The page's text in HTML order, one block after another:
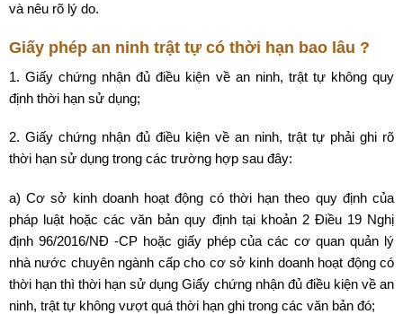
và nêu rõ lý do.
Giấy phép an ninh trật tự có thời hạn bao lâu ?
1. Giấy chứng nhận đủ điều kiện về an ninh, trật tự không quy
định thời hạn sử dụng;
2. Giấy chứng nhận đủ điều kiện về an ninh, trật tự phải ghi rõ
thời hạn sử dụng trong các trường hợp sau đây:
a) Cơ sở kinh doanh hoạt động có thời hạn theo quy định của
pháp luật hoặc các văn bản quy định tại khoản 2 Điều 19 Nghị
định 96/2016/NĐ -CP hoặc giấy phép của các cơ quan quản lý
nhà nước chuyên ngành cấp cho cơ sở kinh doanh hoạt động có
thời hạn thì thời hạn sử dụng Giấy chứng nhận đủ điều kiện về an
ninh, trật tự không vượt quá thời hạn ghi trong các văn bản đó;